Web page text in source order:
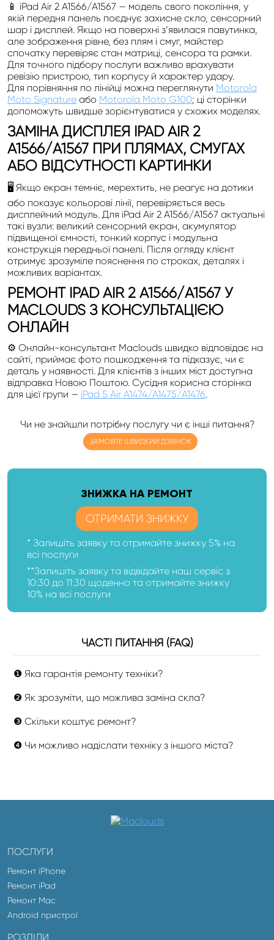
📱 iPad Air 2 A1566/A1567 — модель свого покоління, у
якій передня панель поєднує захисне скло, сенсорний
шар і дисплей. Якщо на поверхні з’явилася павутинка,
але зображення рівне, без плям і смуг, майстер
спочатку перевіряє стан матриці, сенсора та рамки.
Для точного підбору послуги важливо врахувати
ревізію пристрою, тип корпусу й характер удару.
Для порівняння по лінійці можна переглянути Motorola
Moto Signature або Motorola Moto G100; ці сторінки
допоможуть швидше зорієнтуватися у схожих моделях.
ЗАМІНА ДИСПЛЕЯ IPAD AIR 2
A1566/A1567 ПРИ ПЛЯМАХ, СМУГАХ
АБО ВІДСУТНОСТІ КАРТИНКИ
🖥️ Якщо екран темніє, мерехтить, не реагує на дотики
або показує кольорові лінії, перевіряється весь
дисплейний модуль. Для iPad Air 2 A1566/A1567 актуальні
такі вузли: великий сенсорний екран, акумулятор
підвищеної ємності, тонкий корпус і модульна
конструкція передньої панелі. Після огляду клієнт
отримує зрозуміле пояснення по строках, деталях і
можливих варіантах.
РЕМОНТ IPAD AIR 2 A1566/A1567 У
MACLOUDS З КОНСУЛЬТАЦІЄЮ
ОНЛАЙН
⚙️ Онлайн-консультант Maclouds швидко відповідає на
сайті, приймає фото пошкодження та підказує, чи є
деталь у наявності. Для клієнтів з інших міст доступна
відправка Новою Поштою. Сусідня корисна сторінка
для цієї групи — iPad 5 Air A1474/A1475/A1476.
Чи не знайшли потрібну послугу чи є інші питання?
ЗАМОВТЕ ШВИДКИЙ ДЗВІНОК
ЗНИЖКА НА РЕМОНТ
ОТРИМАТИ ЗНИЖКУ
* Залишіть заявку та отримайте знижку 5% на
всі послуги
**Залишіть заявку та відвідайте наш сервіс з
10:30 до 11:30 щоденно та отримайте знижку
10% на всі послуги
ЧАСТІ ПИТАННЯ (FAQ)
❶ Яка гарантія ремонту техніки?
❷ Як зрозуміти, що можлива заміна скла?
❸ Скільки коштує ремонт?
❹ Чи можливо надіслати техніку з іншого міста?
ПОСЛУГИ
Ремонт iPhone
Ремонт iPad
Ремонт Mac
Android пристрої
РОЗДІЛИ